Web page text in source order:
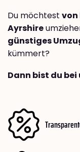
Du möchtest von
Ayrshire
günstiges
kümmert?
Dann bist du